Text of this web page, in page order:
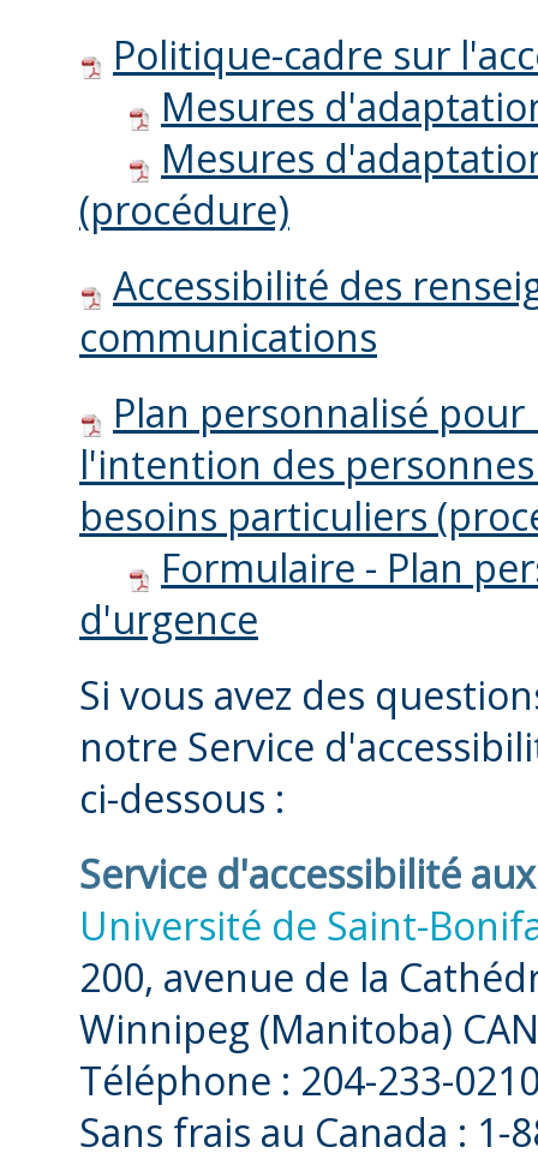
Politique-cadre sur
Mesures
Mesures
(procédure)
Accessibilité des
communications
Plan personnalisé
l'intention des
besoins particuliers
Formulaire - Plan
d'urgence
Si vous avez des
notre Service
ci-dessous :
Service d'accessibilité
Université de Saint-
200, avenue de la
Winnipeg (Manitoba)
Téléphone : 204-233-
Sans frais au Canada : 1-